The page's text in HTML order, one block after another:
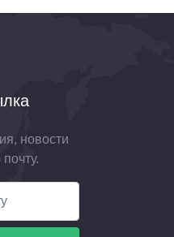
новости